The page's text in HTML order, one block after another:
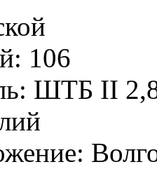
106
ШТБ II